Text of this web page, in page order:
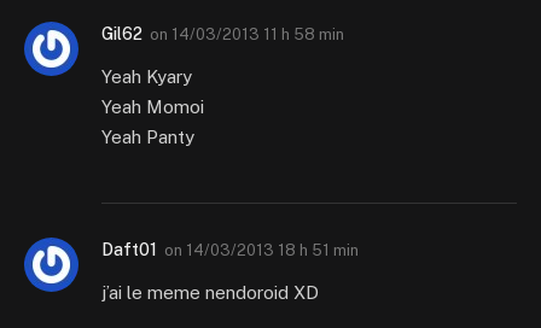
Gil62 on 14/03/2013 11 h 58 min
Yeah Kyary
Yeah Momoi
Yeah Panty
Daft01 on 14/03/2013 18 h 51 min
j’ai le meme nendoroid XD